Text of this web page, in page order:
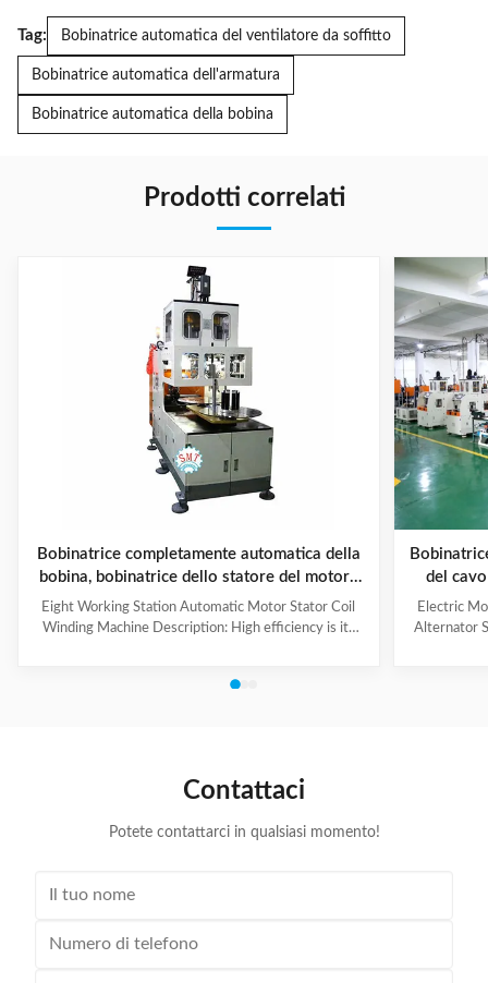
Tag: Bobinatrice automatica del ventilatore da soffitto
Bobinatrice automatica dell'armatura
Bobinatrice automatica della bobina
Prodotti correlati
Bobinatrice completamente automatica della
bobina, bobinatrice dello statore del motore
di azionamento dell'automobile
Eight Working Station Automatic Motor Stator Coil
Winding Machine Description: High efficiency is its
transfer former orderly, especially suitable for high
del
Electric
Alternator
Contattaci
Potete contattarci in qualsiasi momento!